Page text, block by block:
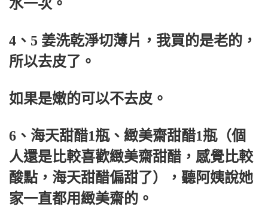
水一次。
4、5 姜洗乾淨切薄片，我買的是老的，
所以去皮了。
如果是嫩的可以不去皮。
6、海天甜醋1瓶、緻美齋甜醋1瓶（個
人還是比較喜歡緻美齋甜醋，感覺比較
酸點，海天甜醋偏甜了），聽阿姨說她
家一直都用緻美齋的。